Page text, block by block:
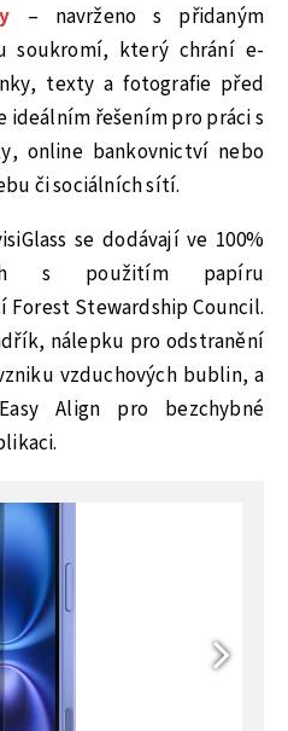
– navrženo s přidaným
soukromí, který chrání e-
texty a fotografie před
ideálním řešením pro práci s
online bankovnictví nebo
či sociálních sítí.
se dodávají ve 100%
s použitím papíru
Forest Stewardship Council.
nálepku pro odstranění
vzduchových bublin, a
Align pro bezchybné